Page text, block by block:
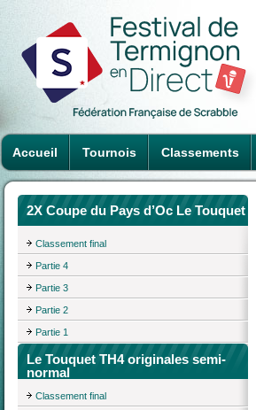
Accueil Tournois Classements
2X Coupe du Pays d’Oc Le Touquet
Classement final
Partie 4
Partie 3
Partie 2
Partie 1
Le Touquet TH4 originales semi-
normal
Classement final